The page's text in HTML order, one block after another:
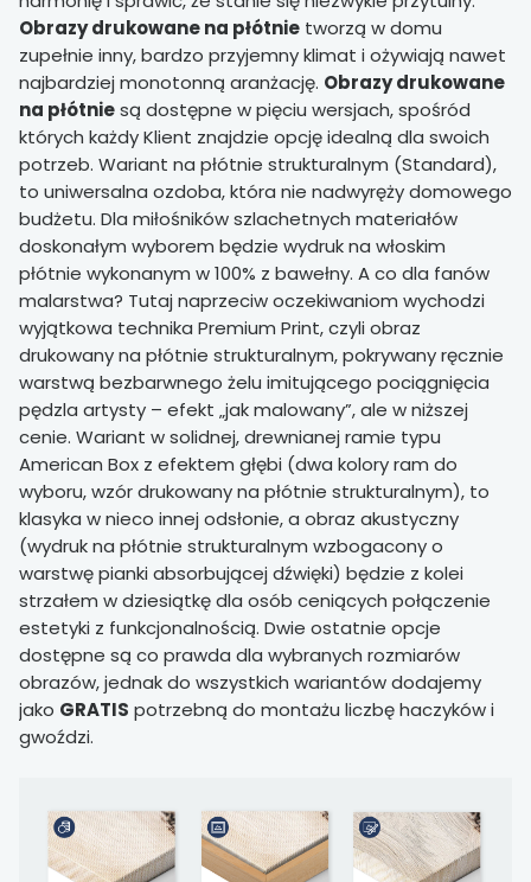
Obrazy drukowane na płótnie tworzą w domu
zupełnie inny, bardzo przyjemny klimat i ożywiają nawet
najbardziej monotonną aranżację. Obrazy drukowane
na płótniesą dostępne w pięciu wersjach, spośród
których każdy Klient znajdzie opcję idealną dla swoich
potrzeb. Wariant na płótnie strukturalnym (Standard),
to uniwersalna ozdoba, która nie nadwyręży domowego
budżetu. Dla miłośników szlachetnych materiałów
doskonałym wyborem będzie wydruk na włoskim
płótnie wykonanym w 100% z bawełny. A co dla fanów
malarstwa? Tutaj naprzeciw oczekiwaniom wychodzi
wyjątkowa technika Premium Print, czyli obraz
drukowany na płótnie strukturalnym, pokrywany ręcznie
warstwą bezbarwnego żelu imitującego pociągnięcia
pędzla artysty – efekt „jak malowany”, ale w niższej
cenie. Wariant w solidnej, drewnianej ramie typu
American Box z efektem głębi (dwa kolory ram do
wyboru, wzór drukowany na płótnie strukturalnym), to
klasyka w nieco innej odsłonie, a obraz akustyczny
(wydruk na płótnie strukturalnym wzbogacony o
warstwę pianki absorbującej dźwięki) będzie z kolei
strzałem w dziesiątkę dla osób ceniących połączenie
estetyki z funkcjonalnością. Dwie ostatnie opcje
dostępne są co prawda dla wybranych rozmiarów
obrazów, jednak do wszystkich wariantów dodajemy
jako GRATIS potrzebną do montażu liczbę haczyków i
gwoździ.